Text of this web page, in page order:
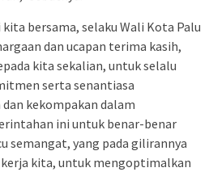
bersama, selaku Wali Kota Palu
dan ucapan terima kasih,
kita sekalian, untuk selalu
serta senantiasa
kekompakan dalam
ini untuk benar-benar
semangat, yang pada gilirannya
kita, untuk mengoptimalkan